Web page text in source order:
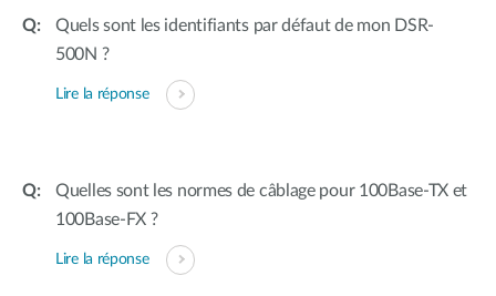
Quels sont les identifiants par défaut de mon DSR-
500N ?
Lire la réponse
Quelles sont les normes de câblage pour 100Base-TX et
100Base-FX ?
Lire la réponse